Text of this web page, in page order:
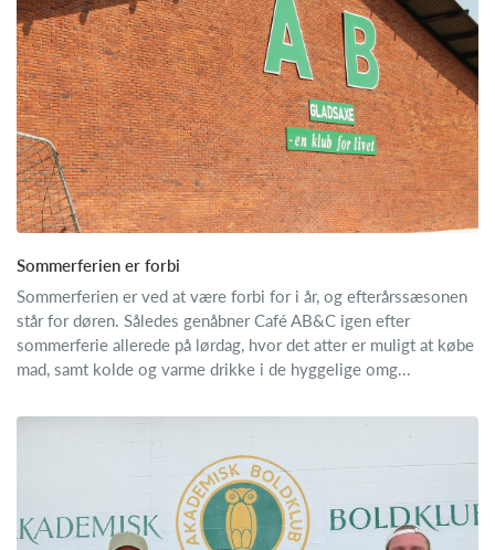
Sommerferien er forbi
Sommerferien er ved at være forbi for i år, og efterårssæsonen
står for døren. Således genåbner Café AB&C igen efter
sommerferie allerede på lørdag, hvor det atter er muligt at købe
mad, samt kolde og varme drikke i de hyggelige omg...